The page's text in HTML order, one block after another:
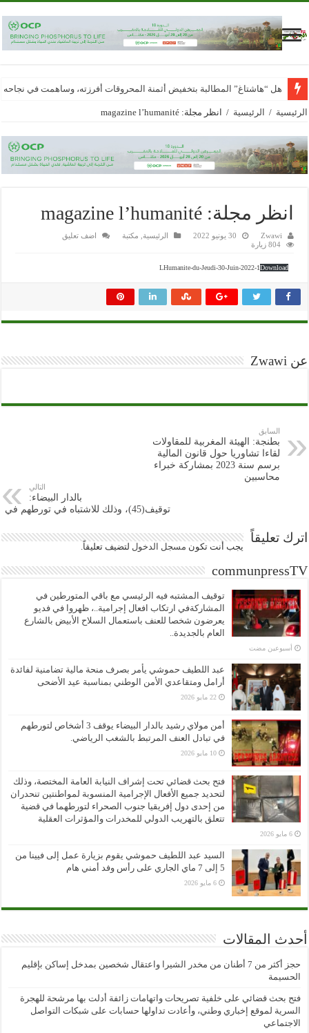
هل “هاشتاغ” المطالبة بتخفيض أثمنة المحروقات أفرزته، وساهمت في
الرئيسية / الرئيسية / انظر مجلة: magazine l’humanité
انظر مجلة: magazine l’humanité
Zwawi 30 يونيو 2022 الرئيسية مكتبة
اضف تعليق
804 زيارة
LHumanite-du-Jeudi-30-Juin-2022-1Download
عن Zwawi
السابق
بطنجة: الهيئة المغربية للمقاولات
لقاءا تشاوريا حول قانون المالية
برسم سنة 2023 بمشاركة خبراء
محاسبين
التالي
بالدار البيضاء:
توقيف(45)، وذلك للاشتباه في تورطهم في ارتكاب أعمال العنف المرتبط بالشغب االرياضي وإلحاق خسائر مادية بممتلكات الغير وإهانة موظفين عموميين أثناء أداء واجبهم
اترك تعليقاً
يجب أنت تكون مسجل الدخول لتضيف تعليقاً.
communpressTV
توقيف المشتبه فيه الرئيسي مع باقي المتورطين في
المشاركةفي ارتكاب افعال إجرامية..، ظهروا في فديو
يعرضون شخصا للعنف باستعمال السلاح الأبيض بالشارع
العام بالجديدة..
‏أسبوعين مضت
عبد اللطيف حموشي يأمر بصرف منحة مالية تضامنية لفائدة
أرامل ومتقاعدي الأمن الوطني بمناسبة عيد الأضحى
22 مايو 2026
أمن مولاي رشيد بالدار البيضاء يوقف 3 أشخاص لتورطهم
في تبادل العنف المرتبط بالشغب الرياضي.
10 مايو 2026
فتح بحث قضائي تحت إشراف النيابة العامة المختصة، وذلك
لتحديد جميع الأفعال الإجرامية المنسوبة لمواطنتين تنحدران
من إحدى دول إفريقيا جنوب الصحراء لتورطهما في قضية
تتعلق بالتهريب الدولي للمخدرات والمؤثرات العقلية
6 مايو 2026
السيد عبد اللطيف حموشي يقوم بزيارة عمل إلى فيينا من
5 إلى 7 ماي الجاري على رأس وفد أمني هام
6 مايو 2026
أحدث المقالات
حجز أكثر من 7 أطنان من مخدر الشيرا واعتقال شخصين بمدخل إساكن بإقليم
الحسيمة
فتح بحث قضائي على خلفية تصريحات واتهامات زائفة أدلت بها مرشحة للهجرة
السرية لموقع إخباري وطني، وأعادت تداولها حسابات على شبكات التواصل
الاجتماعي